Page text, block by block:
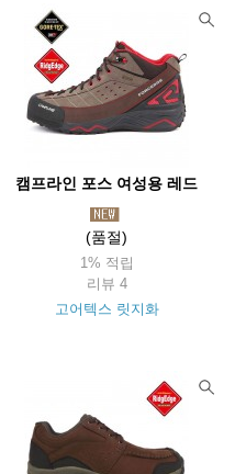
캠프라인 포스 여성용 레드
(품절)
1% 적립
리뷰 4
고어텍스 릿지화